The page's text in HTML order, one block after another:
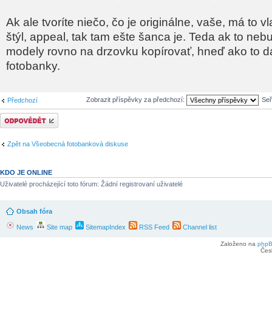
Ak ale tvoríte niečo, čo je originálne, vaše, má to
štýl, appeal, tak tam ešte šanca je. Teda ak to
modely rovno na drzovku kopírovať, hneď ako to
fotobanky.
Předchozí Zobrazit příspěvky za předchozí:
Odeslat odpověď
Zpět na Všeobecná fotobanková diskuse
KDO JE ONLINE
Uživatelé procházející toto fórum: Žádní registrovaní uživatelé
Obsah fóra
News Site map SitemapIndex RSS Feed Channel list
Založeno na